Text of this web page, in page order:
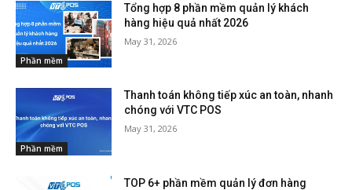
Phần mềm
Tổng hợp 8 phần mềm quản lý khách
hàng hiệu quả nhất 2026
May 31, 2026
Phần mềm
Thanh toán không tiếp xúc an toàn, nhanh
chóng với VTC POS
May 31, 2026
TOP 6+ phần mềm quản lý đơn hàng